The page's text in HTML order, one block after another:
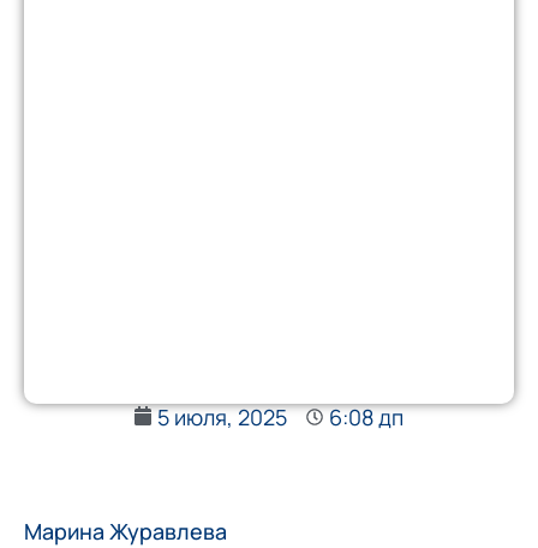
5 июля, 2025 6:08 дп
Марина Журавлева